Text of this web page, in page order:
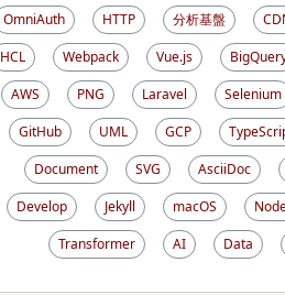
OmniAuth
HTTP 分析基盤
HCL
Webpack Vue.js
AWS
PNG Laravel Selenium
GitHub
UML GCP
Document
SVG AsciiDoc
Develop
Jekyll macOS
Transformer
AI Data